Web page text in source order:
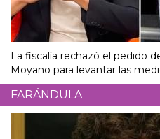
La fiscalía rechazó el pedido
Moyano para levantar las
FARÁNDULA